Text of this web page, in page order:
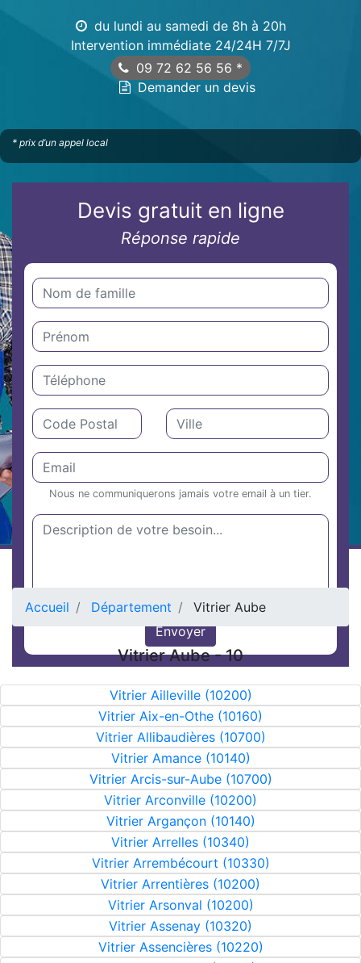
du lundi au samedi de 8h à 20h
Intervention immédiate 24/24H 7/7J
09 72 62 56 56 *
Demander un devis
* prix d’un appel local
Devis gratuit en ligne
Réponse rapide
Nous ne communiquerons jamais votre email à un tier.
Accueil Département Vitrier Aube
Vitrier Aube - 10
Vitrier Ailleville (10200)
Vitrier Aix-en-Othe (10160)
Vitrier Allibaudières (10700)
Vitrier Amance (10140)
Vitrier Arcis-sur-Aube (10700)
Vitrier Arconville (10200)
Vitrier Argançon (10140)
Vitrier Arrelles (10340)
Vitrier Arrembécourt (10330)
Vitrier Arrentières (10200)
Vitrier Arsonval (10200)
Vitrier Assenay (10320)
Vitrier Assencières (10220)